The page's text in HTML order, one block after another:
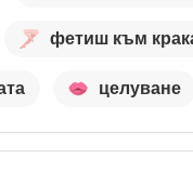
фетиш към
целуване